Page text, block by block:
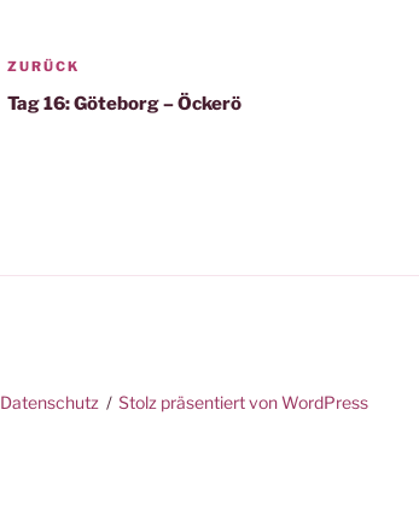
Beitragsnavigation
Vorheriger
Beitrag
ZURÜCK
Tag 16: Göteborg – Öckerö
Datenschutz Stolz präsentiert von WordPress